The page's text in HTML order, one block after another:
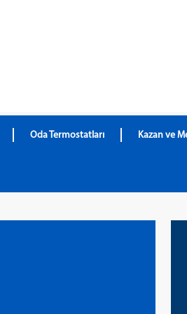
Oda Termostatları Kazan ve